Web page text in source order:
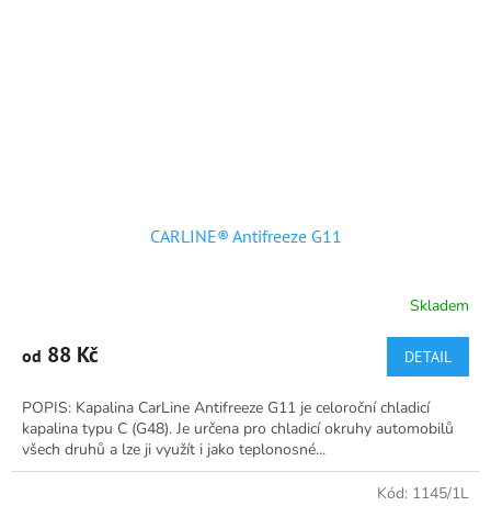
CARLINE® Antifreeze G11
produktu
z
5
hvězdiček.
Skladem
od 88 Kč DETAIL
POPIS: Kapalina CarLine Antifreeze G11 je celoroční chladicí
kapalina typu C (G48). Je určena pro chladicí okruhy automobilů
všech druhů a lze ji využít i jako teplonosné...
Kód: 1145/1L